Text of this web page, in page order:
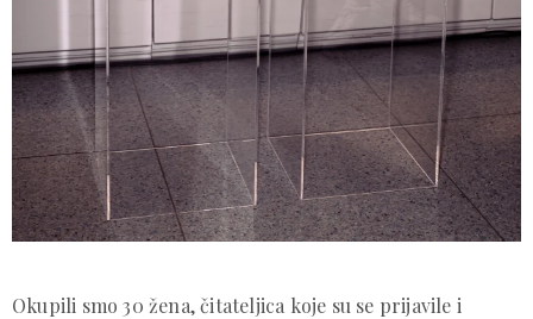
Okupili smo 30 žena, čitateljica koje su se prijavile i